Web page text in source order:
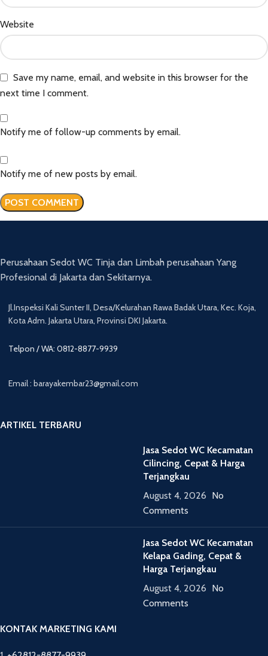
Website
Save my name, email, and website in this browser for the
next time I comment.
Notify me of follow-up comments by email.
Notify me of new posts by email.
Perusahaan Sedot WC Tinja dan Limbah perusahaan Yang
Profesional di Jakarta dan Sekitarnya.
Jl.Inspeksi Kali Sunter II, Desa/Kelurahan Rawa Badak Utara, Kec. Koja,
Kota Adm. Jakarta Utara, Provinsi DKI Jakarta.
Telpon / WA: 0812-8877-9939
Email : barayakembar23@gmail.com
ARTIKEL TERBARU
Jasa Sedot WC Kecamatan
Cilincing, Cepat & Harga
Terjangkau
August 4, 2026 No
Comments
Jasa Sedot WC Kecamatan
Kelapa Gading, Cepat &
Harga Terjangkau
August 4, 2026 No
Comments
KONTAK MARKETING KAMI